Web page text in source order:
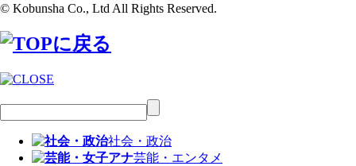
© Kobunsha Co., Ltd All Rights Reserved.
社会・政治
芸能・エンタメ